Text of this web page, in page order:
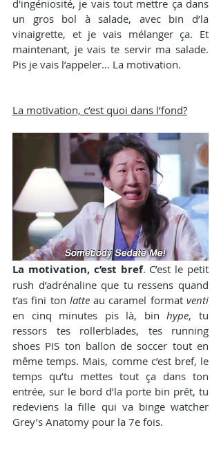
d'ingéniosité, je vais tout mettre ça dans
un gros bol à salade, avec bin d’la
vinaigrette, et je vais mélanger ça. Et
maintenant, je vais te servir ma salade.
Pis je vais l’appeler… La motivation.
La motivation, c’est quoi dans l’fond?
La motivation, c’est bref. C’est le petit
rush d’adrénaline que tu ressens quand
t’as fini ton latte au caramel format venti
en cinq minutes pis là, bin hype, tu
ressors tes rollerblades, tes running
shoes PIS ton ballon de soccer tout en
même temps. Mais, comme c’est bref, le
temps qu’tu mettes tout ça dans ton
entrée, sur le bord d’la porte bin prêt, tu
redeviens la fille qui va binge watcher
Grey’s Anatomy pour la 7e fois.